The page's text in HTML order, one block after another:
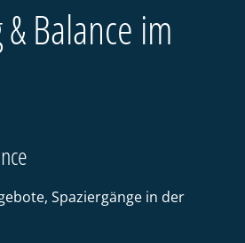
Balance im
Spaziergänge in der